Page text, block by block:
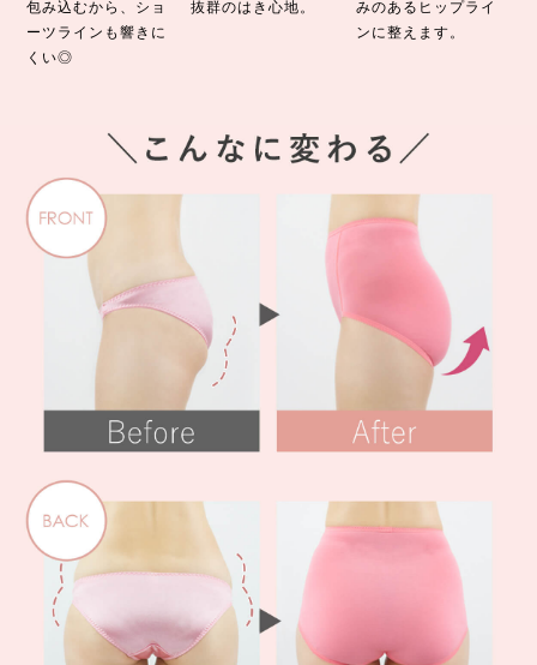
包み込むから、ショ
ーツラインも響きに
くい◎
抜群のはき心地。
みのあるヒップライ
ンに整えます。